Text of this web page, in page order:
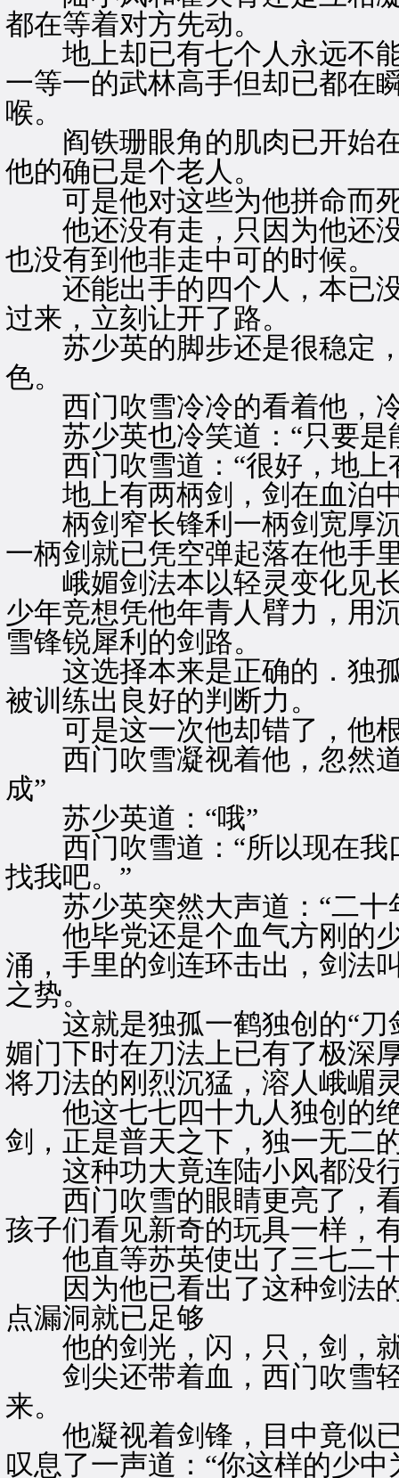
都在等着对方先动。
地上却已有七个人永远不能
一等一的武林高手但却已都在
喉。
阎铁珊眼角的肌肉已开始在
他的确已是个老人。
可是他对这些为他拼命而死
他还没有走，只因为他还没
也没有到他非走中可的时候。
还能出手的四个人，本已没
过来，立刻让开了路。
苏少英的脚步还是很稳定，
色。
西门吹雪冷冷的看着他，冷
苏少英也冷笑道：“只要是
西门吹雪道：“很好，地上
地上有两柄剑，剑在血泊
柄剑窄长锋利一柄剑宽厚沉
一柄剑就已凭空弹起落在他手
峨媚剑法本以轻灵变化见长
少年竞想凭他年青人臂力，用
雪锋锐犀利的剑路。
这选择本来是正确的．独孤
被训练出良好的判断力。
可是这一次他却错了，他根
西门吹雪凝视着他，忽然道
成”
苏少英道：“哦”
西门吹雪道：“所以现在我
找我吧。”
苏少英突然大声道：“二十
他毕党还是个血气方刚的
涌，手里的剑连环击出，剑法
之势。
这就是独孤一鹤独创的“刀
媚门下时在刀法上已有了极深
将刀法的刚烈沉猛，溶人峨嵋
他这七七四十九人独创的绝
剑，正是普天之下，独一无二
这种功大竟连陆小风都没
西门吹雪的眼睛更亮了，看
孩子们看见新奇的玩具一样，
他直等苏英使出了三七二十
因为他已看出了这种剑法的
点漏洞就已足够
他的剑光，闪，只，剑，就
剑尖还带着血，西门吹雪轻
来。
他凝视着剑锋，目中竟似已
叹息了一声道：“你这样的少